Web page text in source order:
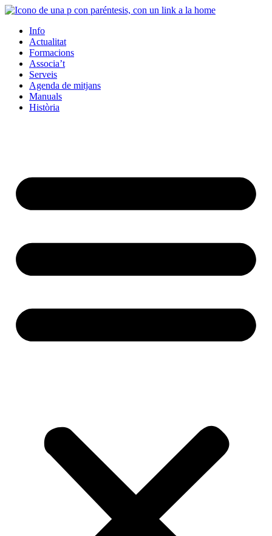
Info
Actualitat
Formacions
Associa’t
Serveis
Agenda de mitjans
Manuals
Història